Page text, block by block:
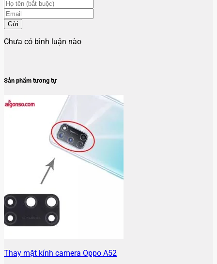
Gửi
Chưa có bình luận nào
Sản phẩm tương tự
Thay mặt kính camera Oppo A52